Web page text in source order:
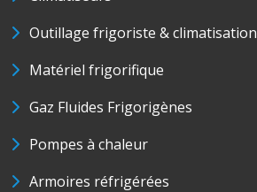
Outillage frigoriste & climatisation
Matériel frigorifique
Gaz Fluides Frigorigènes
Pompes à chaleur
Armoires réfrigérées